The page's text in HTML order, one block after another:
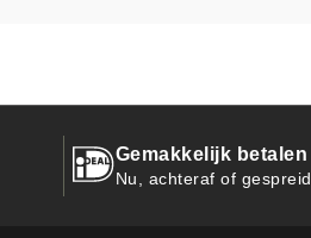
Gemakkelijk betalen
Nu, achteraf of gespreid